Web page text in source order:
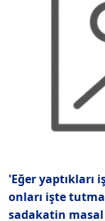
'Eğer yaptıkları
onları işte
sadakatin masal